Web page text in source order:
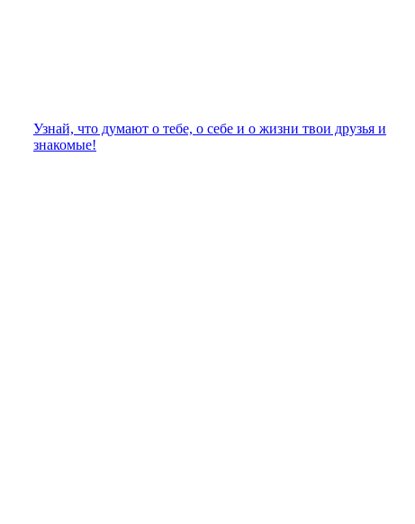
Узнай, что думают о тебе, о себе и о жизни твои друзья и
знакомые!